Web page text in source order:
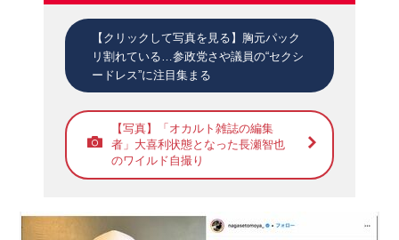
【クリックして写真を見る】胸元パック
リ割れている…参政党さや議員の“セクシ
ードレス”に注目集まる
【写真】「オカルト雑誌の編集
者」大喜利状態となった長瀬智也
のワイルド自撮り